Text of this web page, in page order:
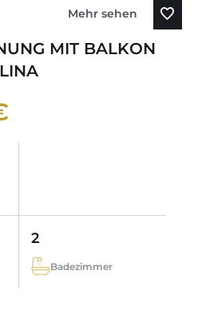
Mehr sehen
MIT BALKON
2
Badezimmer